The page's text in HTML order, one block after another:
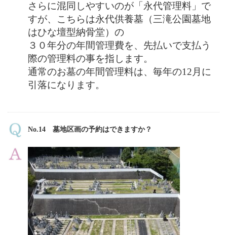
さらに混同しやすいのが「永代管理料」で
すが、こちらは永代供養墓（三滝公園墓地
はひな壇型納骨堂）の
３０年分の年間管理費を、先払いで支払う
際の管理料の事を指します。
通常のお墓の年間管理料は、毎年の12月に
引落になります。
No.14 墓地区画の予約はできますか？